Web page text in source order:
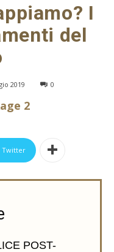
I
del
2019 0
2
Twitter
POST-